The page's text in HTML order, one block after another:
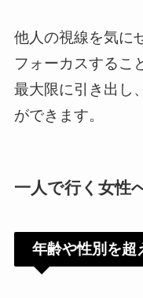
他人の視線を気に
フォーカスするこ
最大限に引き出し
ができます。
一人で行く女性
年齢や性別を超